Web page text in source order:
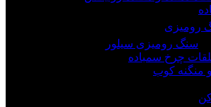
رومیزی
سنگ رومیزی سیلور
چرخ سمباده
منگنه کوب